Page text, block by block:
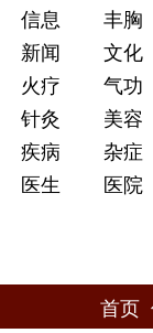
信息
丰胸
新闻
文化
火疗
气功
针灸
美容
疾病
杂症
医生
医院
首页